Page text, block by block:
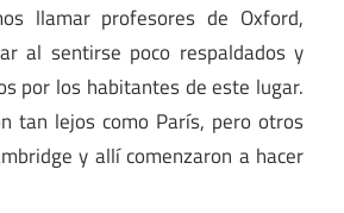
llamar profesores de Oxford,
al sentirse poco respaldados y
por los habitantes de este lugar.
tan lejos como París, pero otros
y allí comenzaron a hacer